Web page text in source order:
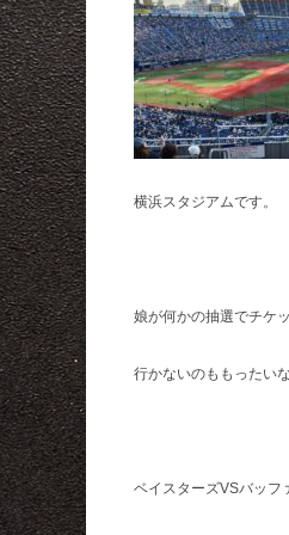
横浜スタジアムです。
娘が何かの抽選でチケ
行かないのももったい
ベイスターズVSバッフ